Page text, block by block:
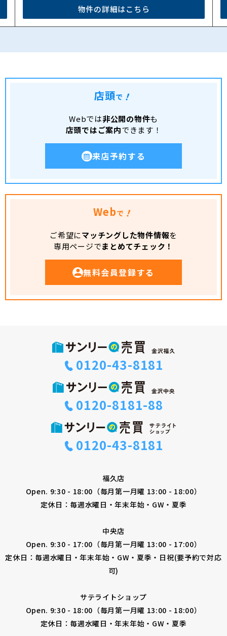
物件の詳細はこちら
店頭で！
Webでは非公開の物件も
店頭ではご案内できます！
来店予約する
Webで！
ご希望にマッチングした物件情報を
専用ページでまとめてチェック！
無料会員登録する
0120-43-8181
0120-8181-88
0120-43-8181
福久店
Open. 9:30 - 18:00（毎月第一月曜 13:00 - 18:00）
定休日：毎週水曜日・年末年始・GW・夏季
中央店
Open. 9:30 - 17:00（毎月第一月曜 13:00 - 17:00）
定休日：毎週水曜日・年末年始・GW・夏季・日祝(要予約で対応
可)
サテライトショップ
Open. 9:30 - 18:00（毎月第一月曜 13:00 - 18:00）
定休日：毎週水曜日・年末年始・GW・夏季